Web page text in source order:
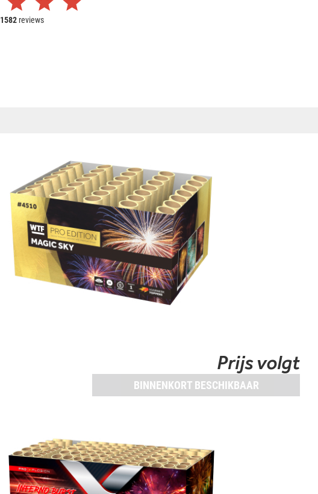
1582reviews
Prijs volgt
BINNENKORT BESCHIKBAAR